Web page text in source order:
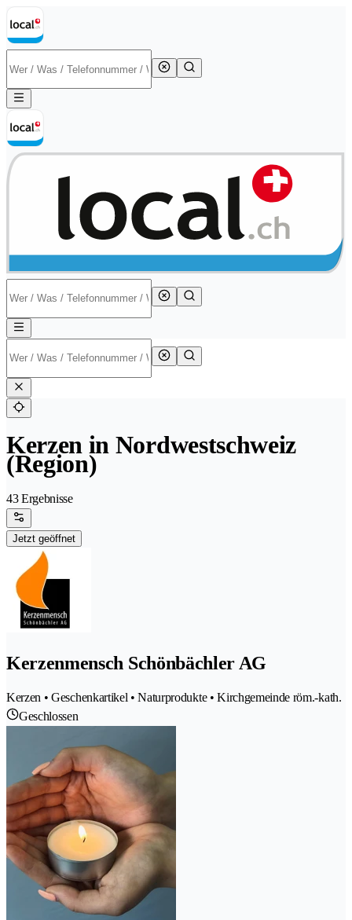
Kerzen in Nordwestschweiz
(Region)
43 Ergebnisse
Jetzt geöffnet
Kerzenmensch Schönbächler AG
Kerzen • Geschenkartikel • Naturprodukte • Kirchgemeinde röm.-kath.
Geschlossen